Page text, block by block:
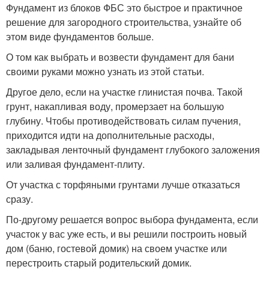
Фундамент из блоков ФБС это быстрое и практичное
решение для загородного строительства, узнайте об
этом виде фундаментов больше.
О том как выбрать и возвести фундамент для бани
своими руками можно узнать из этой статьи.
Другое дело, если на участке глинистая почва. Такой
грунт, накапливая воду, промерзает на большую
глубину. Чтобы противодействовать силам пучения,
приходится идти на дополнительные расходы,
закладывая ленточный фундамент глубокого заложения
или заливая фундамент-плиту.
От участка с торфяными грунтами лучше отказаться
сразу.
По-другому решается вопрос выбора фундамента, если
участок у вас уже есть, и вы решили построить новый
дом (баню, гостевой домик) на своем участке или
перестроить старый родительский домик.